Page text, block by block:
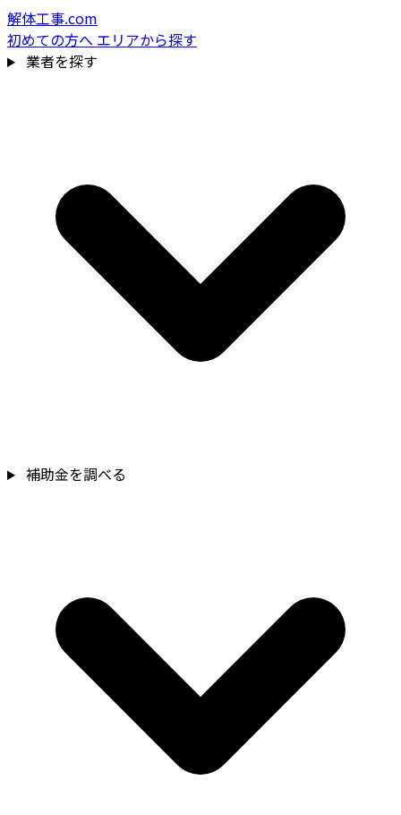
解体工事.com
初めての方へ エリアから探す
業者を探す
補助金を調べる